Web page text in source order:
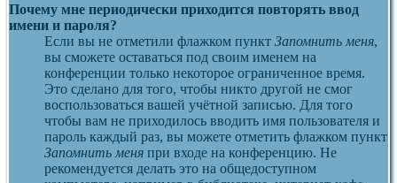
Почему мне периодически приходится повторять ввод
имени и пароля?
Если вы не отметили флажком пункт Запомнить меня,
вы сможете оставаться под своим именем на
конференции только некоторое ограниченное время.
Это сделано для того, чтобы никто другой не смог
воспользоваться вашей учётной записью. Для того
чтобы вам не приходилось вводить имя пользователя и
пароль каждый раз, вы можете отметить флажком пункт
Запомнить меня при входе на конференцию. Не
рекомендуется делать это на общедоступном